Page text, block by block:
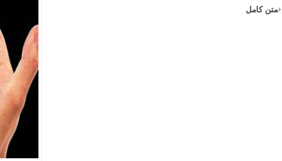
متن کامل›